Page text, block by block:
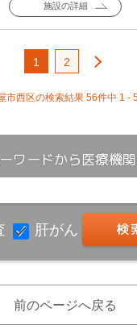
施設の詳細
1 2
市西区の検索結果 56件中 1 -
ワードから医療機
肝がん
前のページへ戻る